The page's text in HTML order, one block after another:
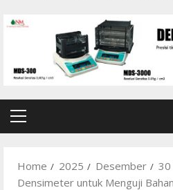
Primary
Home 2025 Desember
30
Densimeter untuk Menguji